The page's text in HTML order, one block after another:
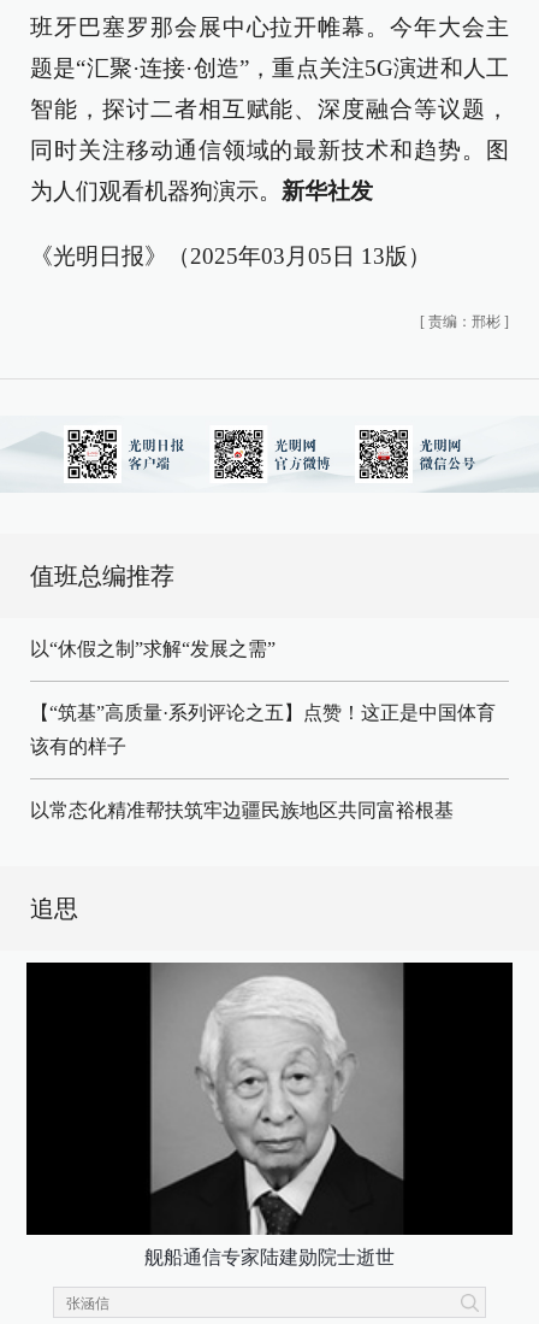
班牙巴塞罗那会展中心拉开帷幕。今年大会主
题是“汇聚·连接·创造”，重点关注5G演进和人工
智能，探讨二者相互赋能、深度融合等议题，
同时关注移动通信领域的最新技术和趋势。图
为人们观看机器狗演示。 新华社发
《光明日报》（2025年03月05日 13版）
[ 责编：邢彬 ]
值班总编推荐
以“休假之制”求解“发展之需”
【“筑基”高质量·系列评论之五】点赞！这正是中国体育
该有的样子
以常态化精准帮扶筑牢边疆民族地区共同富裕根基
追思
舰船通信专家陆建勋院士逝世